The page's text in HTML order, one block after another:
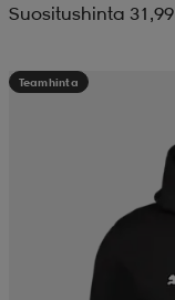
Suositushinta 31,99
Teamhinta